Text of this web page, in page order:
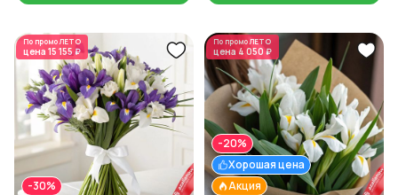
По промоЛЕТО
цена 15 155 ₽
-30%
По промоЛЕТО
цена 4 050 ₽
Акция
Хорошая цена
-20%